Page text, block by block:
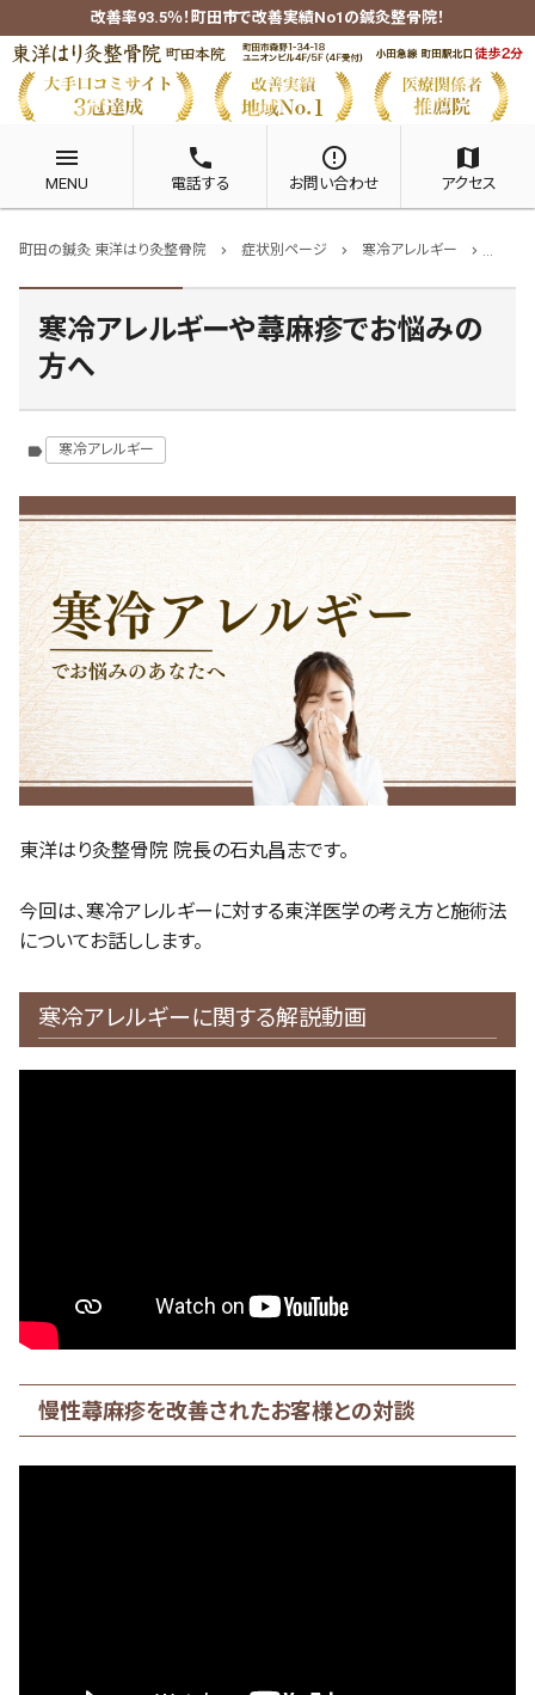
改善率93.5％！町田市で改善実績No1の鍼灸整骨院！
menu
MENU
phone
電話する
error_outline
お問い合わせ
map
アクセス
町田の鍼灸 東洋はり灸整骨院 chevron_right 症状別ページ chevron_right 寒冷アレルギー chevron_right
寒冷アレルギーや蕁麻疹でお悩みの
方へ
label 寒冷アレルギー
東洋はり灸整骨院 院長の石丸昌志です。
今回は、寒冷アレルギーに対する東洋医学の考え方と施術法
についてお話しします。
寒冷アレルギーに関する解説動画
慢性蕁麻疹を改善されたお客様との対談